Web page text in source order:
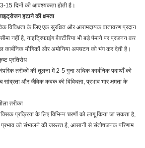
15 दिनों की आवश्यकता होती है।
हटाने की क्षमता
विविधता के लिए एक सुरक्षित और आरामदायक वातावरण प्रदान
नहीं है, नाइट्रिफाइंग बैक्टीरिया भी बड़े पैमाने पर प्रजनन कर
कार्बनिक यौगिकों और अमोनिया अपघटन को भंग कर देती है।
प्रतिरोध
तरीकों की तुलना में 2-5 गुना अधिक कार्बनिक पदार्थों को
सांद्रता और जैविक कवक की विविधता, प्रभाव भार क्षमता के
तरीका
प्रक्रिया के लिए विभिन्न चरणों को लागू किया जा सकता है,
प्रभाव को संभालने की जरूरत है, आसानी से संतोषजनक परिणाम